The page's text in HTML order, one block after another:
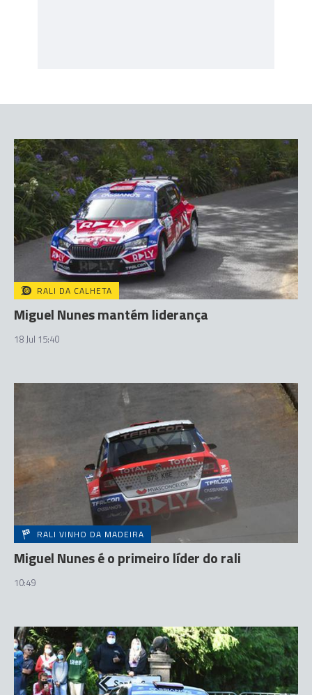
RALI DA CALHETA
Miguel Nunes mantém liderança
18 Jul 15:40
RALI VINHO DA MADEIRA
Miguel Nunes é o primeiro líder do rali
10:49